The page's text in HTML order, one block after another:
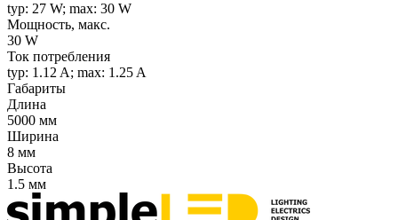
typ: 27 W; max: 30 W
Мощность, макс.
30 W
Ток потребления
typ: 1.12 A; max: 1.25 A
Габариты
Длина
5000 мм
Ширина
8 мм
Высота
1.5 мм